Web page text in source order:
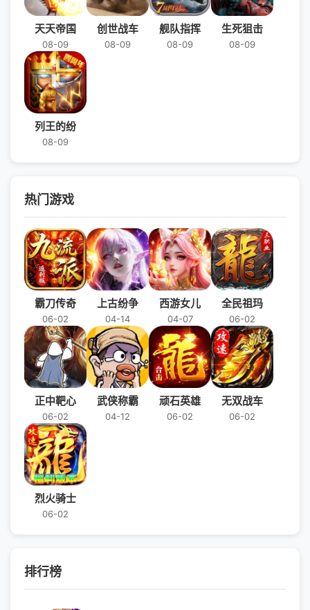
天天帝国
08-09
创世战车
08-09
舰队指挥
08-09
生死狙击
08-09
列王的纷
08-09
热门游戏
霸刀传奇
06-02
上古纷争
04-14
西游女儿
04-07
全民祖玛
06-02
正中靶心
06-02
武侠称霸
04-12
顽石英雄
06-02
无双战车
06-02
烈火骑士
06-02
排行榜